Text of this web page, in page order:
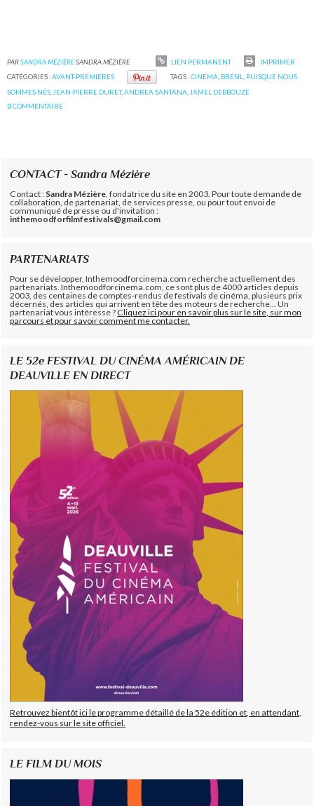
PARSANDRA MÉZIÈRESANDRA MÉZIÈRE LIEN PERMANENT
IMPRIMER
CATÉGORIES :AVANT-PREMIERES TAGS :CINÉMA BRÉSIL
PUISQUE NOUS
SOMMES NÉS JEAN-PIERRE DURET,ANDREA SANTANA JAMEL DEBBOUZE
0COMMENTAIRE
CONTACT - Sandra Mézière
Contact : Sandra Mézière , fondatrice du site en 2003. Pour toute demande de
collaboration, de partenariat, de services presse, ou pour tout envoi de
communiqué de presse ou d'invitation :
inthemoodforfilmfestivals@gmail.com
PARTENARIATS
Pour se développer, Inthemoodforcinema.com recherche actuellement des
partenariats. Inthemoodforcinema.com, ce sont plus de 4000 articles depuis
2003, des centaines de comptes-rendus de festivals de cinéma, plusieurs prix
décernés, des articles qui arrivent en tête des moteurs de recherche... Un
partenariat vous intéresse ?Cliquez ici pour en savoir plus sur le site, sur mon
parcours et pour savoir comment me contacter.
LE 52e FESTIVAL DU CINÉMA AMÉRICAIN DE
DEAUVILLE EN DIRECT
Retrouvez bientôt ici le programme détaillé de la 52e édition et, en attendant,
rendez-vous sur le site officiel.
LE FILM DU MOIS